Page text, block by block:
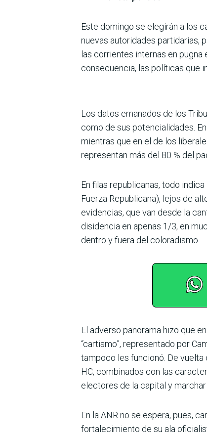
Este domingo se elegirán a los
nuevas autoridades partidarias,
las corrientes internas en
consecuencia, las políticas que
Los datos emanados de los
como de sus potencialidades.
mientras que en el de los
representan más del 80 % del
En filas republicanas, todo
Fuerza Republicana), lejos de
evidencias, que van desde la
disidencia en apenas 1/3, en
dentro y fuera del coloradismo.
El adverso panorama hizo que
“cartismo”, representado por
tampoco les funcionó. De
HC, combinados con las
electores de la capital y
En la ANR no se espera, pues,
fortalecimiento de su ala